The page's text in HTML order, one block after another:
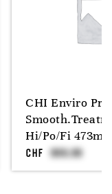
CHI Enviro
Hi/Po/Fi 473ml
CHF